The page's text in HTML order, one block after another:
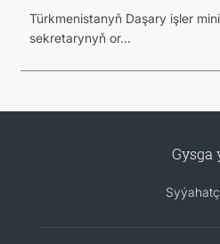
Türkmenistanyň Daşary işler
sekretarynyň or...
Gysga